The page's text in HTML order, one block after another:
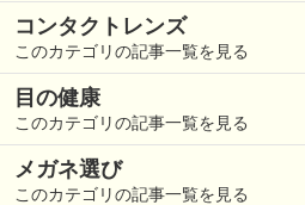
コンタクトレンズ
このカテゴリの記事一覧を見る
目の健康
このカテゴリの記事一覧を見る
メガネ選び
このカテゴリの記事一覧を見る